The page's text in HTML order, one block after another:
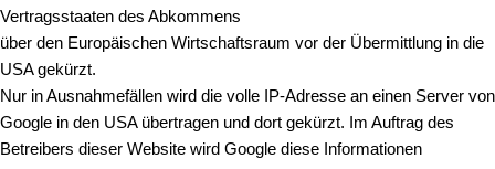
Vertragsstaaten des Abkommens
über den Europäischen Wirtschaftsraum vor der Übermittlung in die
USA gekürzt.
Nur in Ausnahmefällen wird die volle IP-Adresse an einen Server von
Google in den USA übertragen und dort gekürzt. Im Auftrag des
Betreibers dieser Website wird Google diese Informationen